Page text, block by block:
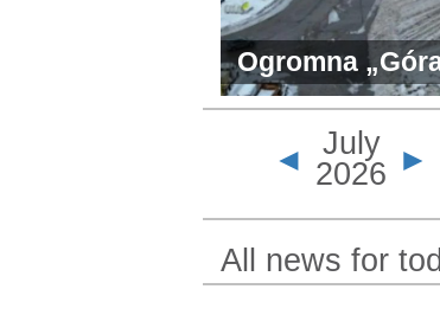
Ogromna
wciąż stoi w
◄
July
2026 ►
All news for